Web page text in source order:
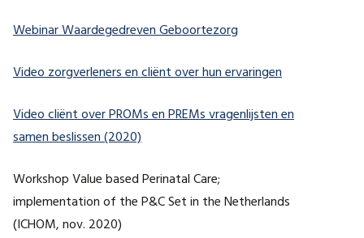
Webinar Waardegedreven Geboortezorg
Video zorgverleners en cliënt over hun ervaringen(opent in
Video cliënt over PROMs en PREMs vragenlijsten en
samen beslissen (2020)
Workshop Value based Perinatal Care;
implementation of the P&C Set in the Netherlands
(ICHOM, nov. 2020)